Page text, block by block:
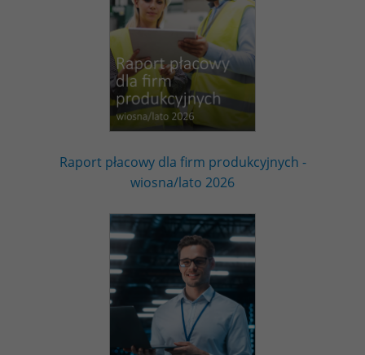
Raport płacowy dla firm produkcyjnych -
wiosna/lato 2026